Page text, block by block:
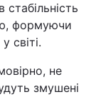
формуючи
світі.
не
змушені